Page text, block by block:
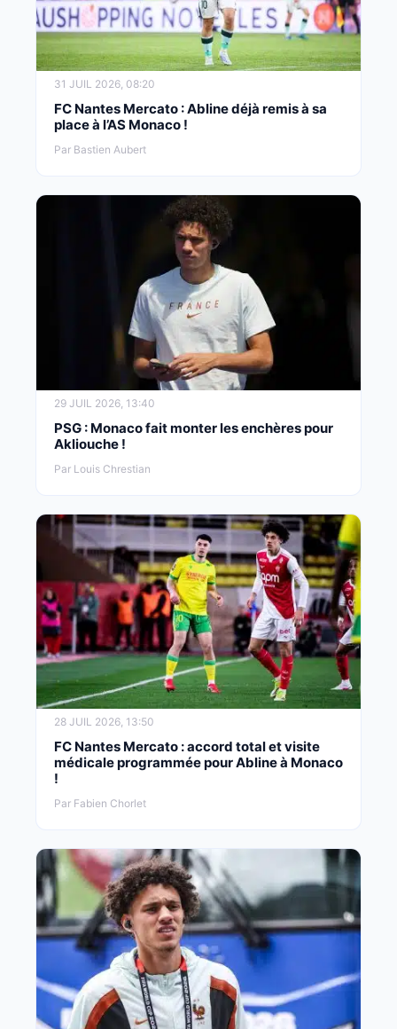
31 JUIL 2026, 08:20
FC Nantes Mercato : Abline déjà remis à sa
place à l’AS Monaco !
Par Bastien Aubert
29 JUIL 2026, 13:40
PSG : Monaco fait monter les enchères pour
Akliouche !
Par Louis Chrestian
28 JUIL 2026, 13:50
FC Nantes Mercato : accord total et visite
médicale programmée pour Abline à Monaco
!
Par Fabien Chorlet